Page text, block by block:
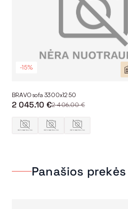
-15%
BRAVO sofa 3300x1250
2 045.10 €2 406.00 €
Panašios prekės